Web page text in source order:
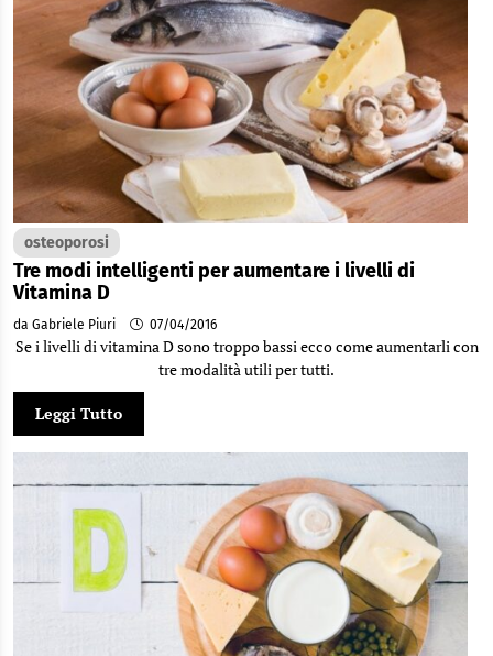
osteoporosi
Tre modi intelligenti per aumentare i livelli di
Vitamina D
da Gabriele Piuri 07/04/2016
Se i livelli di vitamina D sono troppo bassi ecco come aumentarli con
tre modalità utili per tutti.
Leggi Tutto